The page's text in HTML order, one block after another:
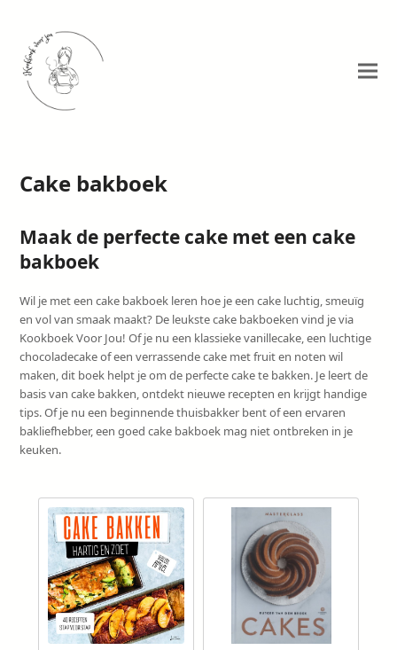
Cake bakboek
Maak de perfecte cake met een cake
bakboek
Wil je met een cake bakboek leren hoe je een cake luchtig, smeuïg
en vol van smaak maakt? De leukste cake bakboeken vind je via
Kookboek Voor Jou! Of je nu een klassieke vanillecake, een luchtige
chocoladecake of een verrassende cake met fruit en noten wil
maken, dit boek helpt je om de perfecte cake te bakken. Je leert de
basis van cake bakken, ontdekt nieuwe recepten en krijgt handige
tips. Of je nu een beginnende thuisbakker bent of een ervaren
bakliefhebber, een goed cake bakboek mag niet ontbreken in je
keuken.